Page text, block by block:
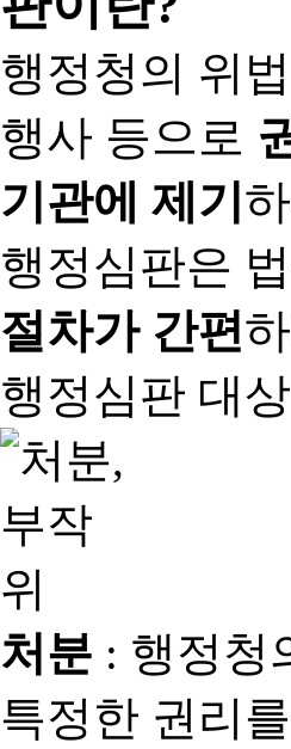
행정청의 위
행사 등으로
기관에 제기
행정심판은
절차가 간편
행정심판 대상
처분 : 행정청
특정한 권리